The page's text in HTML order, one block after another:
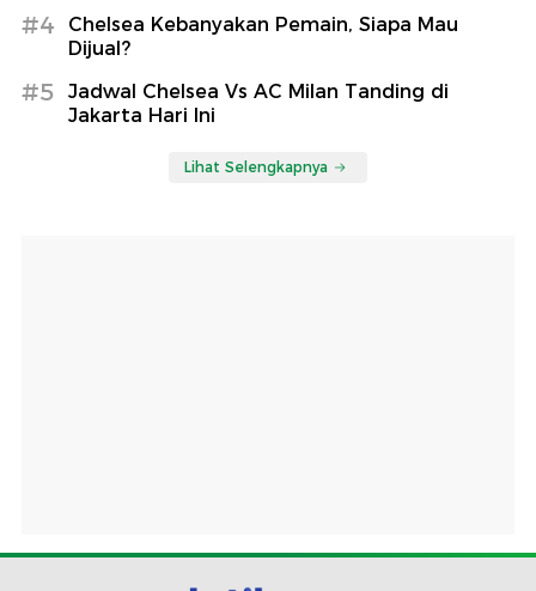
#4
Chelsea Kebanyakan Pemain, Siapa Mau
Dijual?
#5
Jadwal Chelsea Vs AC Milan Tanding di
Jakarta Hari Ini
Lihat Selengkapnya